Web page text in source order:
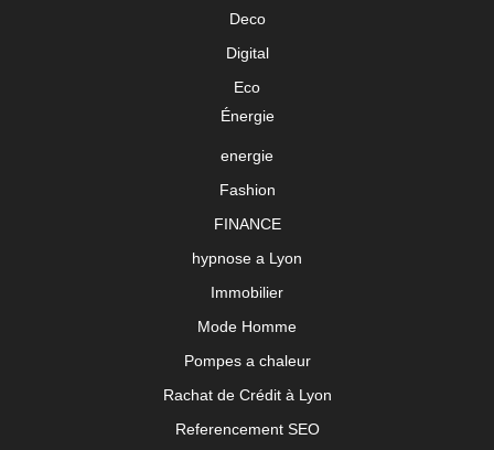
Deco
Digital
Eco
Énergie
energie
Fashion
FINANCE
hypnose a Lyon
Immobilier
Mode Homme
Pompes a chaleur
Rachat de Crédit à Lyon
Referencement SEO